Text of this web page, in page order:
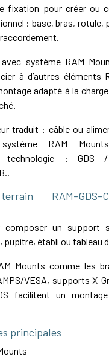
fixation pour créer ou
: base, bras, rotule,
système RAM
à d’autres éléments
adapté à la
traduit : câble ou
RAM Mounts
technologie : GDS /
RAM-GDS-
un support
établi ou tableau
Mounts comme les
VESA, supports X-
facilitent un
principales